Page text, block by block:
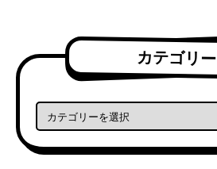
カテゴリー
カテゴリー